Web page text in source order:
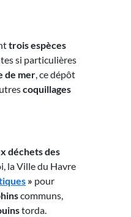
trois espèces
si particulières
de mer, ce dépôt
coquillages
déchets des
la Ville du Havre
» pour
communs,
torda.